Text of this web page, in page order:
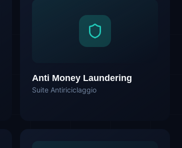
Anti Money Laundering
Suite Antiriciclaggio